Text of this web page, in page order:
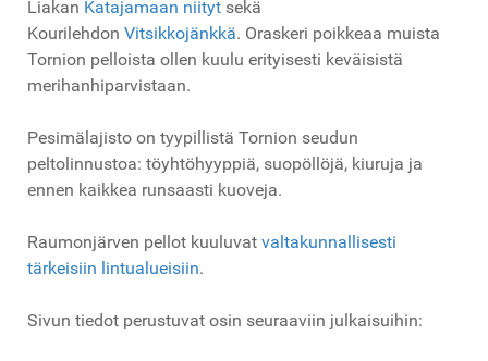
Liakan Katajamaan niityt sekä
Kourilehdon Vitsikkojänkkä. Oraskeri poikkeaa muista
Tornion pelloista ollen kuulu erityisesti keväisistä
merihanhiparvistaan.
Pesimälajisto on tyypillistä Tornion seudun
peltolinnustoa: töyhtöhyyppiä, suopöllöjä, kiuruja ja
ennen kaikkea runsaasti kuoveja.
Raumonjärven pellot kuuluvat valtakunnallisesti
tärkeisiin lintualueisiin.
Sivun tiedot perustuvat osin seuraaviin julkaisuihin: